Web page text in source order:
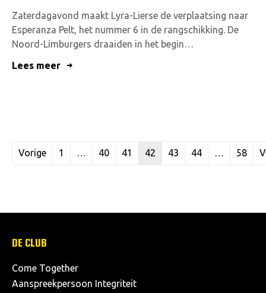
Zaterdagavond maakt Lyra-Lierse de verplaatsing naar
Esperanza Pelt, het nummer 6 in de rangschikking. De
Noord-Limburgers draaiden in het begin…
Lees meer
Vorige 1 … 40 41 42 43 44 … 58
DE CLUB
Come Together
Aanspreekpersoon Integriteit